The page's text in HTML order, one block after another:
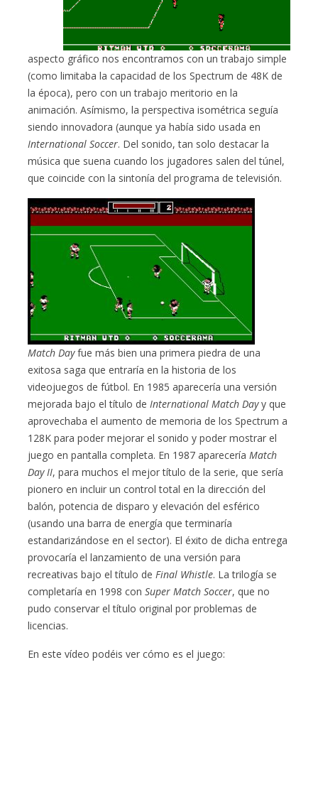
aspecto gráfico nos encontramos con un trabajo simple
(como limitaba la capacidad de los Spectrum de 48K de
la época), pero con un trabajo meritorio en la
animación. Asímismo, la perspectiva isométrica seguía
siendo innovadora (aunque ya había sido usada en
International Soccer. Del sonido, tan solo destacar la
música que suena cuando los jugadores salen del túnel,
que coincide con la sintonía del programa de televisión.
Match Dayfue más bien una primera piedra de una
exitosa saga que entraría en la historia de los
videojuegos de fútbol. En 1985 aparecería una versión
mejorada bajo el título deInternational Match Dayy que
aprovechaba el aumento de memoria de los Spectrum a
128K para poder mejorar el sonido y poder mostrar el
juego en pantalla completa. En 1987 apareceríaMatch
Day II, para muchos el mejor título de la serie, que sería
pionero en incluir un control total en la dirección del
balón, potencia de disparo y elevación del esférico
(usando una barra de energía que terminaría
estandarizándose en el sector). El éxito de dicha entrega
provocaría el lanzamiento de una versión para
recreativas bajo el título deFinal Whistle. La trilogía se
completaría en 1998 conSuper Match Soccer, que no
pudo conservar el título original por problemas de
licencias.
En este vídeo podéis ver cómo es el juego: